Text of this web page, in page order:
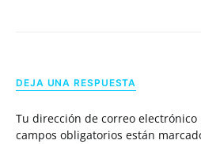
DEJA UNA RESPUESTA
Tu dirección de correo
campos obligatorios están